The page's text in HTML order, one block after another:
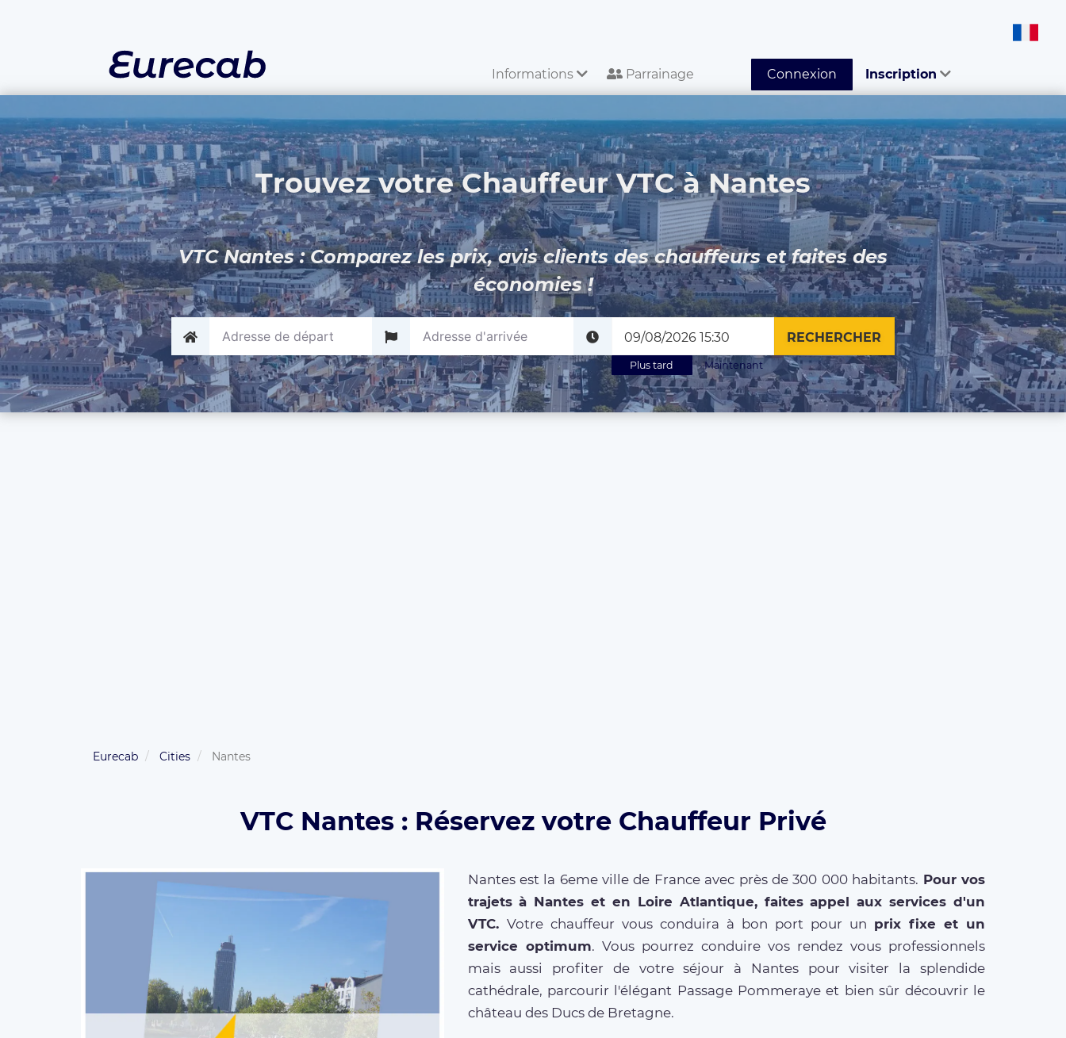
Informations Parrainage Connexion Inscription
Trouvez votre Chauffeur VTC à Nantes
VTC Nantes : Comparez les prix, avis clients des chauffeurs et faites des
économies !
Maintenant
Plus tard
RECHERCHER
Eurecab Cities Nantes
VTC Nantes : Réservez votre Chauffeur Privé
Nantes est la 6eme ville de France avec près de 300 000 habitants. Pour vos
trajets à Nantes et en Loire Atlantique, faites appel aux services d'un
VTC. Votre chauffeur vous conduira à bon port pour un prix fixe et un
service optimum. Vous pourrez conduire vos rendez vous professionnels
mais aussi profiter de votre séjour à Nantes pour visiter la splendide
cathédrale, parcourir l'élégant Passage Pommeraye et bien sûr découvrir le
château des Ducs de Bretagne.